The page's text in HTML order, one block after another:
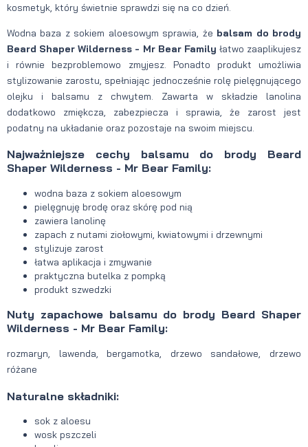
kosmetyk, który świetnie sprawdzi się na co dzień.
Wodna baza z sokiem aloesowym sprawia, że balsam do brody
Beard Shaper Wilderness - Mr Bear Family łatwo zaaplikujesz
i równie bezproblemowo zmyjesz. Ponadto produkt umożliwia
stylizowanie zarostu, spełniając jednocześnie rolę pielęgnującego
olejku i balsamu z chwytem. Zawarta w składzie lanolina
dodatkowo zmiękcza, zabezpiecza i sprawia, że zarost jest
podatny na układanie oraz pozostaje na swoim miejscu.
Najważniejsze cechy balsamu do brody Beard
Shaper Wilderness - Mr Bear Family:
wodna baza z sokiem aloesowym
pielęgnuję brodę oraz skórę pod nią
zawiera lanolinę
zapach z nutami ziołowymi, kwiatowymi i drzewnymi
stylizuje zarost
łatwa aplikacja i zmywanie
praktyczna butelka z pompką
produkt szwedzki
Nuty zapachowe balsamu do brody Beard Shaper
Wilderness - Mr Bear Family:
rozmaryn, lawenda, bergamotka, drzewo sandałowe, drzewo
różane
Naturalne składniki:
sok z aloesu
wosk pszczeli